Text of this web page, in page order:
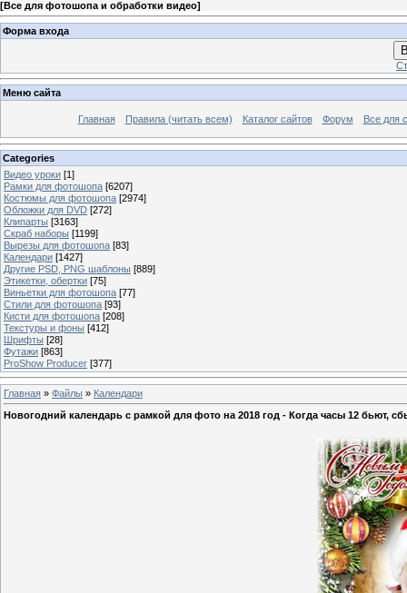
[Все для фотошопа и обработки видео]
Форма входа
Меню сайта
Главная Правила (читать всем) Каталог сайтов Форум Все для
Categories
Видео уроки [1]
Рамки для фотошопа [6207]
Костюмы для фотошопа [2974]
Обложки для DVD [272]
Клипарты [3163]
Скраб наборы [1199]
Вырезы для фотошопа [83]
Календари [1427]
Другие PSD, PNG шаблоны [889]
Этикетки, обертки [75]
Виньетки для фотошопа [77]
Стили для фотошопа [93]
Кисти для фотошопа [208]
Текстуры и фоны [412]
Шрифты [28]
Футажи [863]
ProShow Producer [377]
Главная » Файлы » Календари
Новогодний календарь с рамкой для фото на 2018 год - Когда часы 12 бьют,